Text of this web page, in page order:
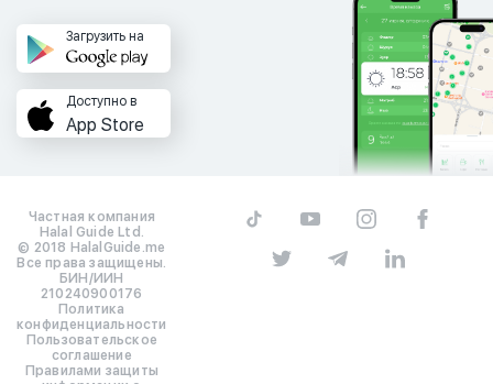
Загрузить на
Доступно в
App Store
Частная компания
Halal Guide Ltd.
© 2018 HalalGuide.me
Все права защищены.
БИН/ИИН
210240900176
Политика
конфиденциальности
Пользовательское
соглашение
Правилами защиты